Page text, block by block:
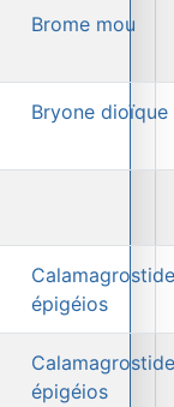
Brome mou
Bryone dioïque
Calamagrostide
épigéios
Calamagrostide
épigéios